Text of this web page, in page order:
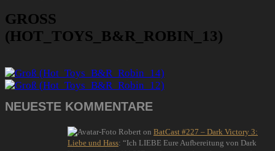
GROSS (
HOT_TOYS_B&R_ROBIN_13)
NEUESTE KOMMENTARE
Robert on BatCast #227 – Dark Victory 3:
Liebe und Hass: “Ich LIEBE Eure Aufbereitung von Dark